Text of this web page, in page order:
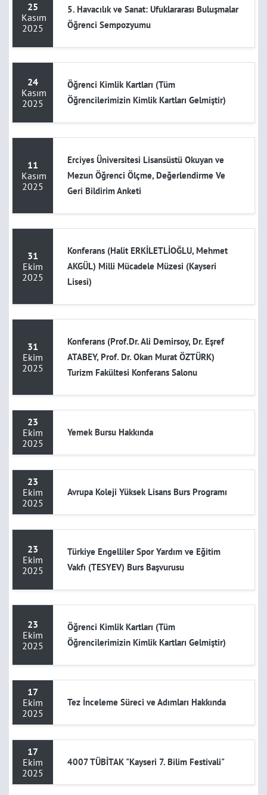
25
Kasım
2025
5. Havacılık ve Sanat: Ufuklararası Buluşmalar
Öğrenci Sempozyumu
24
Kasım
2025
Öğrenci Kimlik Kartları (Tüm
Öğrencilerimizin Kimlik Kartları Gelmiştir)
11
Kasım
2025
Erciyes Üniversitesi Lisansüstü Okuyan ve
Mezun Öğrenci Ölçme, Değerlendirme Ve
Geri Bildirim Anketi
31
Ekim
2025
Konferans (Halit ERKİLETLİOĞLU, Mehmet
AKGÜL) Milli Mücadele Müzesi (Kayseri
Lisesi)
31
Ekim
2025
Konferans (Prof.Dr. Ali Demirsoy, Dr. Eşref
ATABEY, Prof. Dr. Okan Murat ÖZTÜRK)
Turizm Fakültesi Konferans Salonu
23
Ekim
2025
Yemek Bursu Hakkında
23
Ekim
2025
Avrupa Koleji Yüksek Lisans Burs Programı
23
Ekim
2025
Türkiye Engelliler Spor Yardım ve Eğitim
Vakfı (TESYEV) Burs Başvurusu
23
Ekim
2025
Öğrenci Kimlik Kartları (Tüm
Öğrencilerimizin Kimlik Kartları Gelmiştir)
17
Ekim
2025
Tez İnceleme Süreci ve Adımları Hakkında
17
Ekim
2025
4007 TÜBİTAK "Kayseri 7. Bilim Festivali"